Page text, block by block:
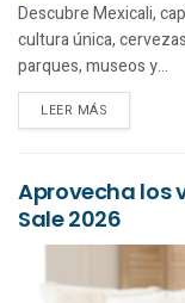
Descubre Mexicali,
cultura única,
parques, museos y...
LEER MÁS
Aprovecha los
Sale 2026